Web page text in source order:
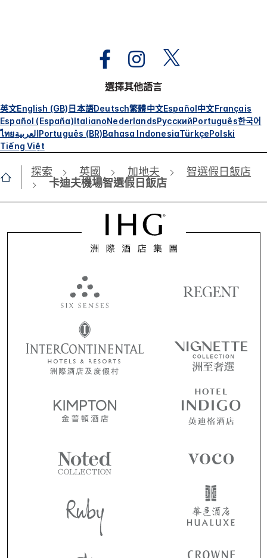
選擇其他語言
英文English (GB)日本語Deutsch繁體中文Español中文Français
Español (España)ItalianoNederlandsРусскийPortuguês한국어
ไทยالعربيةPortuguês (BR)Bahasa IndonesiaTürkçePolski
Tiếng Việt
探索 英國 加地夫
智選假日飯店
卡迪夫機場智選假日飯店